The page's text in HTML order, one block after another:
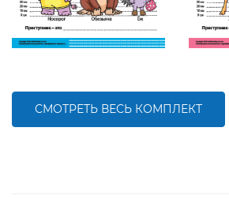
СМОТРЕТЬ ВЕСЬ КОМПЛЕКТ